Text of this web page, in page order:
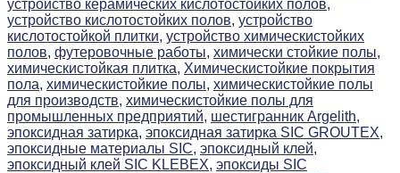
устройство керамических кислотостойких полов,
устройство кислотостойких полов, устройство
кислотостойкой плитки, устройство химическистойких
полов, футеровочные работы, химически стойкие полы,
химическистойкая плитка, Химическистойкие покрытия
пола, химическистойкие полы, химическистойкие полы
для производств, химическистойкие полы для
промышленных предприятий, шестигранник Argelith,
эпоксидная затирка, эпоксидная затирка SIC GROUTEX,
эпоксидные материалы SIC, эпоксидный клей,
эпоксидный клей SIC KLEBEX, эпоксиды SIC